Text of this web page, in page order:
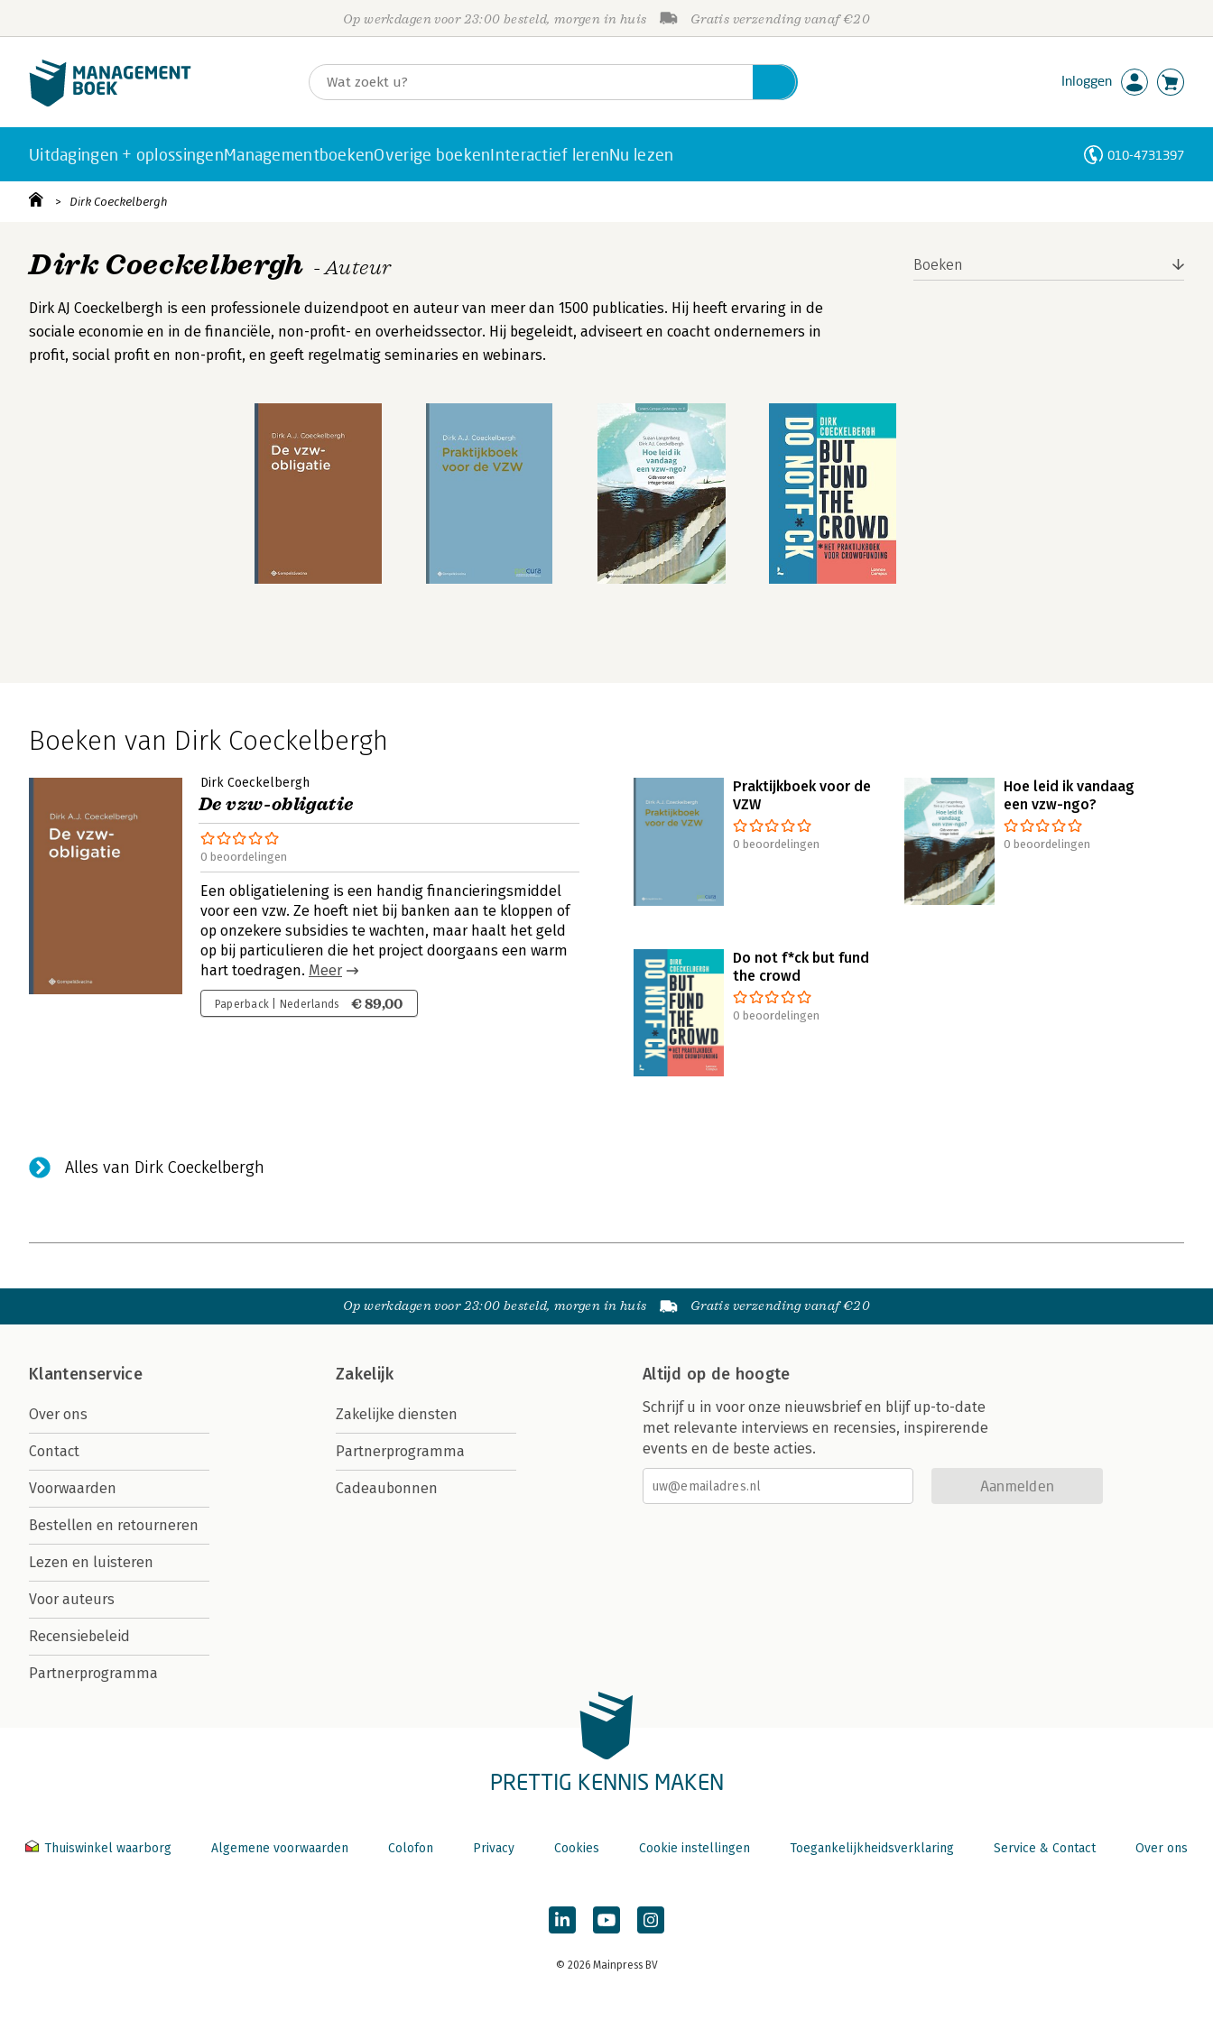
Op werkdagen voor 23:00 besteld, morgen in huis Gratis verzending vanaf €20
Inloggen
Uitdagingen + oplossingenManagementboekenOverige boekenInteractief lerenNu lezen 010-4731397
Dirk Coeckelbergh
Dirk Coeckelbergh - Auteur
Dirk AJ Coeckelbergh is een professionele duizendpoot en auteur van meer dan 1500 publicaties. Hij heeft ervaring in de
sociale economie en in de financiële, non-profit- en overheidssector. Hij begeleidt, adviseert en coacht ondernemers in
profit, social profit en non-profit, en geeft regelmatig seminaries en webinars.
Boeken
Boeken van Dirk Coeckelbergh
Dirk Coeckelbergh
De vzw-obligatie
0 beoordelingen
Een obligatielening is een handig financieringsmiddel
voor een vzw. Ze hoeft niet bij banken aan te kloppen of
op onzekere subsidies te wachten, maar haalt het geld
op bij particulieren die het project doorgaans een warm
hart toedragen. Meer
Paperback | Nederlands € 89,00
Praktijkboek voor de
VZW
0 beoordelingen
Hoe leid ik vandaag
een vzw-ngo?
0 beoordelingen
Do not f*ck but fund
the crowd
0 beoordelingen
Alles van Dirk Coeckelbergh
Op werkdagen voor 23:00 besteld, morgen in huis Gratis verzending vanaf €20
Klantenservice
Over ons
Contact
Voorwaarden
Bestellen en retourneren
Lezen en luisteren
Voor auteurs
Recensiebeleid
Partnerprogramma
Zakelijk
Zakelijke diensten
Partnerprogramma
Cadeaubonnen
Altijd op de hoogte
Schrijf u in voor onze nieuwsbrief en blijf up-to-date
met relevante interviews en recensies, inspirerende
events en de beste acties.
Aanmelden
PRETTIG KENNIS MAKEN
Thuiswinkel waarborg Algemene voorwaarden Colofon Privacy Cookies Cookie instellingen Toegankelijkheidsverklaring Service & Contact Over ons
© 2026 Mainpress BV
Personen